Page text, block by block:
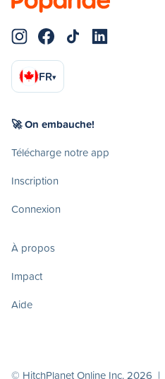
FR▾
🚀 On embauche!
Télécharge notre app
Inscription
Connexion
À propos
Impact
Aide
© HitchPlanet Online Inc. 2026 |